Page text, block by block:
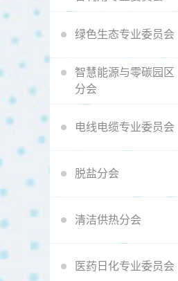
绿色生态专业委员会
智慧能源与零碳园区
分会
电线电缆专业委员会
脱盐分会
清洁供热分会
医药日化专业委员会